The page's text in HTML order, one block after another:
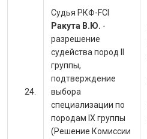
Судья РКФ-FCI
Ракута В.Ю. -
разрешение
судейства пород II
группы,
подтверждение
выбора
специализации по
породам IX группы
(Решение Комиссии